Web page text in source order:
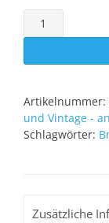
Brillenetui
Pappe
Menge
Artikelnummer:
und Vintage -
Schlagwörter:
Zusätzliche